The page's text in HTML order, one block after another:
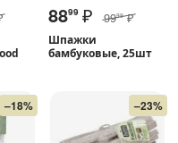
8899 ₽ 9999 ₽
Шпажки
бамбуковые, 25шт
–18% –23%